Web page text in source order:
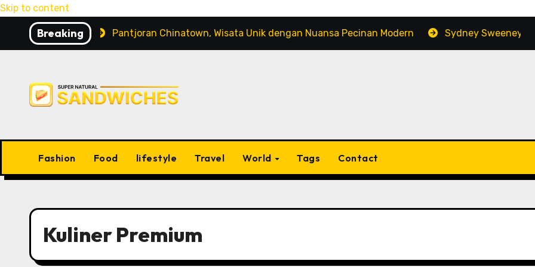
Skip to content
BreakingPantjoran Chinatown, Wisata Unik dengan Nuansa Pecinan Modern Sydney Sweeney:
Fashion Food lifestyle Travel World Tags Contact
Kuliner Premium